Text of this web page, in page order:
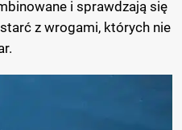
i sprawdzają się
z wrogami, których nie